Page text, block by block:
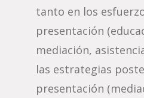
tanto en los
presentación
mediación,
las estrategias
presentación